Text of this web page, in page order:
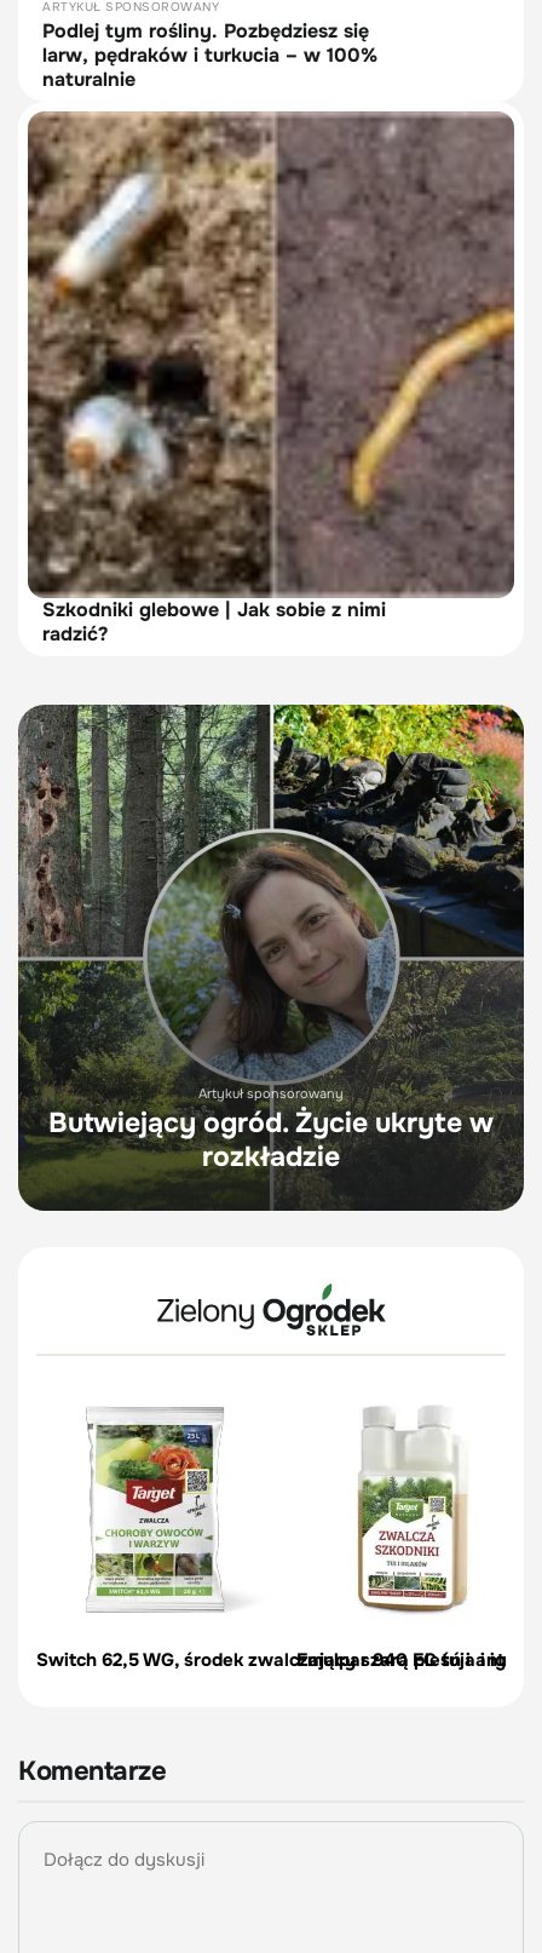
ARTYKUŁ SPONSOROWANY
Podlej tym rośliny. Pozbędziesz się
larw, pędraków i turkucia – w 100%
naturalnie
Szkodniki glebowe | Jak sobie z nimi
radzić?
Artykuł sponsorowany
Butwiejący ogród. Życie ukryte w
rozkładzie
Switch 62,5 WG, środek zwalczający szarą pleśń i
Emulpar 940 EC tuja i iglaki
Komentarze